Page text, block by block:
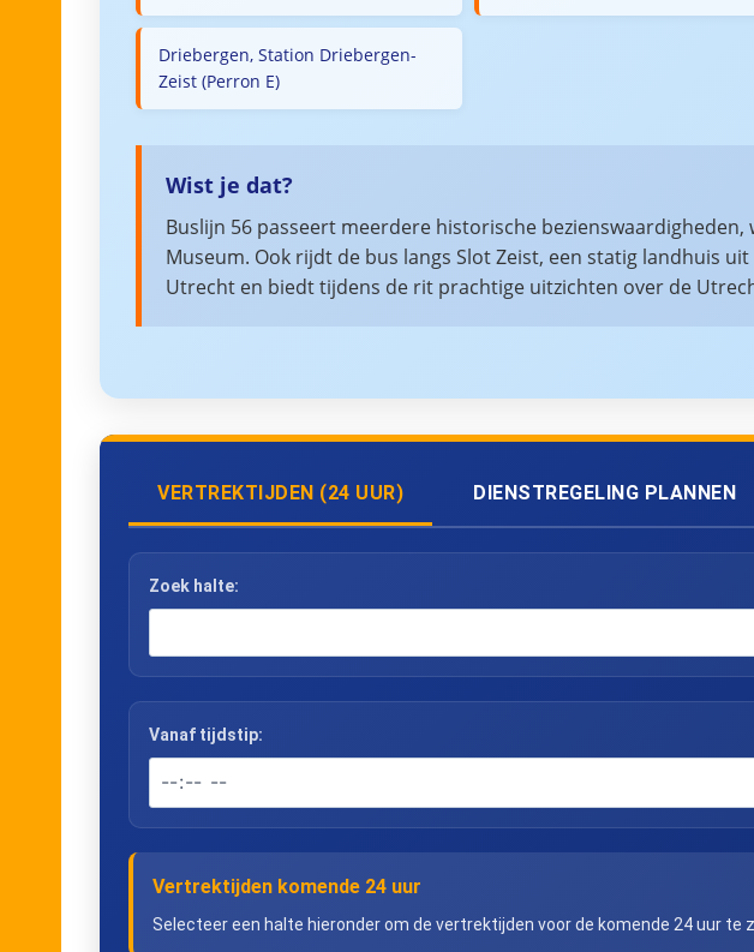
Driebergen, Station Driebergen-
Zeist (Perron E)
Wist je dat?
Buslijn 56 passeert meerdere historische
Museum. Ook rijdt de bus langs Slot Zeist, een statig landhuis
Utrecht en biedt tijdens de rit prachtige uitzichten over de
VERTREKTIJDEN (24 UUR) DIENSTREGELING PLANNEN
Zoek halte:
Vanaf tijdstip:
Vertrektijden komende 24 uur
Selecteer een halte hieronder om de vertrektijden voor de komende 24 uur te